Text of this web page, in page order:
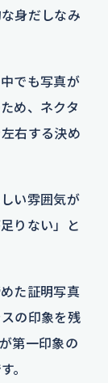
身だしなみ
でも写真が
め、ネクタ
右する決め
い雰囲気が
りない」と
た証明写真
の印象を残
第一印象の
。